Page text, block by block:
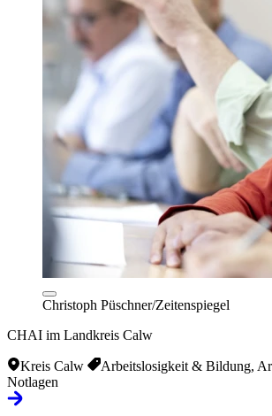
Christoph Püschner/Zeitenspiegel
CHAI im Landkreis Calw
Kreis Calw
Arbeitslosigkeit & Bildung,
Notlagen